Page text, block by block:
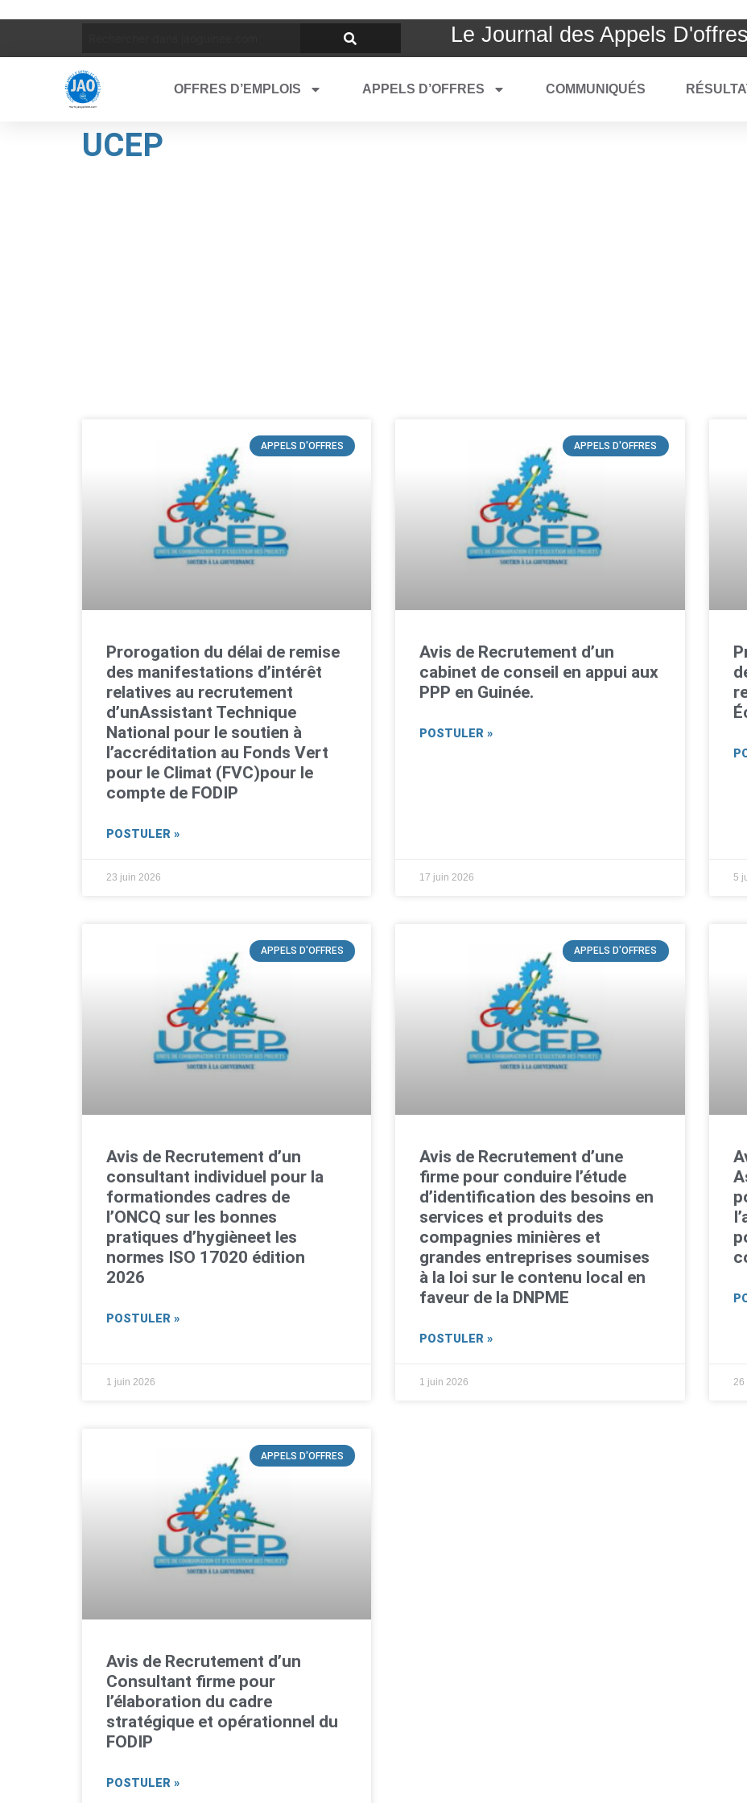
Le Journal des Appels D'offres
OFFRES D’EMPLOIS APPELS D’OFFRES COMMUNIQUÉS
UCEP
APPELS D'OFFRES
Prorogation du délai de remise
des manifestations d’intérêt
relatives au recrutement
d’unAssistant Technique
National pour le soutien à
l’accréditation au Fonds Vert
pour le Climat (FVC)pour le
compte de FODIP
POSTULER »
23 juin 2026
APPELS D'OFFRES
Avis de Recrutement d’un
cabinet de conseil en appui aux
PPP en Guinée.
POSTULER »
17 juin 2026 5
APPELS D'OFFRES
Avis de Recrutement d’un
consultant individuel pour la
formationdes cadres de
l’ONCQ sur les bonnes
pratiques d’hygièneet les
normes ISO 17020 édition
2026
POSTULER »
1 juin 2026
APPELS D'OFFRES
Avis de Recrutement d’une
firme pour conduire l’étude
d’identification des besoins en
services et produits des
compagnies minières et
grandes entreprises soumises
à la loi sur le contenu local en
faveur de la DNPME
POSTULER »
1 juin 2026 26
APPELS D'OFFRES
Avis de Recrutement d’un
Consultant firme pour
l’élaboration du cadre
stratégique et opérationnel du
FODIP
POSTULER »